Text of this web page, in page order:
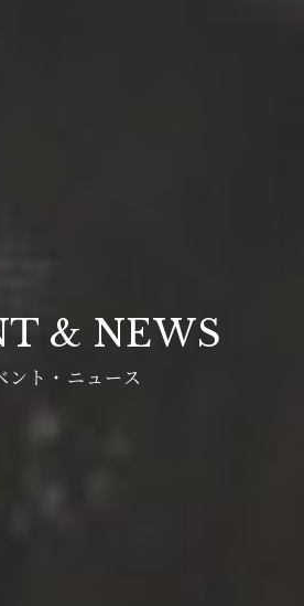
& NEWS
ント・ニュース